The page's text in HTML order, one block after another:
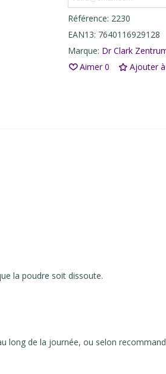
Référence: 2230
EAN13: 7640116929128
Marque: Dr Clark
Aimer 0 Ajouter
la poudre soit dissoute.
long de la journée, ou selon